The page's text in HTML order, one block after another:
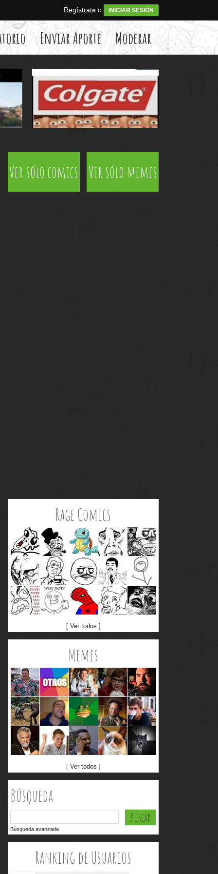
Regístrate o INICIAR SESIÓN
Enviar Aporte Moderar
Ver sólo comics Ver sólo memes
Rage Comics
[ Ver todos ]
Memes
[ Ver todos ]
Búsqueda
Búsqueda avanzada
Ranking de Usuarios